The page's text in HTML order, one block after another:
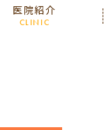
医院紹介
CLINIC